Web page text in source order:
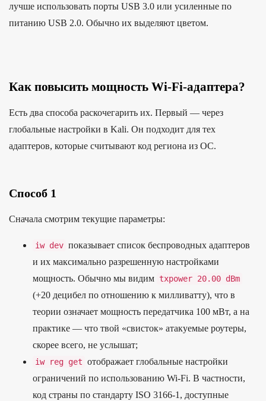
лучше использовать порты USB 3.0 или усиленные по
питанию USB 2.0. Обычно их выделяют цветом.
Как повысить мощность Wi-Fi-адаптера?
Есть два способа раскочегарить их. Первый — через
глобальные настройки в Kali. Он подходит для тех
адаптеров, которые считывают код региона из ОС.
Способ 1
Сначала смотрим текущие параметры:
iw dev показывает список беспроводных адаптеров
и их максимально разрешенную настройками
мощность. Обычно мы видим txpower 20.00 dBm
(+20 децибел по отношению к милливатту), что в
теории означает мощность передатчика 100 мВт, а на
практике — что твой «свисток» атакуемые роутеры,
скорее всего, не услышат;
iw reg get отображает глобальные настройки
ограничений по использованию Wi-Fi. В частности,
код страны по стандарту ISO 3166-1, доступные